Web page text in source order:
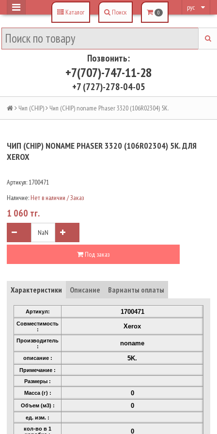
рус
Позвонить:
+7(707)-747-11-28
+7 (727)-278-04-05
Каталог Поиск 0
Чип (CHIP) Чип (CHIP) noname Phaser 3320 (106R02304) 5K.
ЧИП (CHIP) NONAME PHASER 3320 (106R02304) 5K. ДЛЯ
XEROX
Артикул: 1700471
Наличие: Нет в наличии / Заказ
1 060 тг.
Под заказ
Характеристики Описание Варианты оплаты
Артикул: 1700471
Совместимость
:
Xerox
Производитель
:
noname
описание : 5K.
Примечание :
Размеры :
Масса (г) :
0
Объем (м3) : 0
ед. изм. :
кол-во в 1
0